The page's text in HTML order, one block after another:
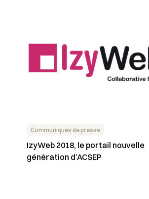
Communiqués de presse
IzyWeb 2018, le portail nouvelle
génération d’ACSEP